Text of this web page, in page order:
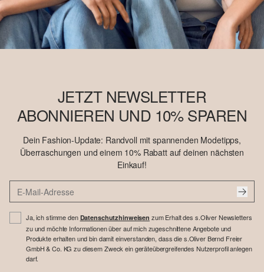
JETZT NEWSLETTER
ABONNIEREN UND 10% SPAREN
Dein Fashion-Update: Randvoll mit spannenden Modetipps,
Überraschungen und einem 10% Rabatt auf deinen nächsten
Einkauf!
Ja, ich stimme den Datenschutzhinweisen zum Erhalt des s.Oliver Newsletters
zu und möchte Informationen über auf mich zugeschnittene Angebote und
Produkte erhalten und bin damit einverstanden, dass die s.Oliver Bernd Freier
GmbH & Co. KG zu diesem Zweck ein geräteübergreifendes Nutzerprofil anlegen
darf.